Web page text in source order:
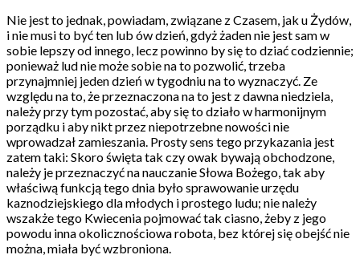
Nie jest to jednak, powiadam, związane z Czasem, jak u Żydów,
i nie musi to być ten lub ów dzień, gdyż żaden nie jest sam w
sobie lepszy od innego, lecz powinno by się to dziać codziennie;
ponieważ lud nie może sobie na to pozwolić, trzeba
przynajmniej jeden dzień w tygodniu na to wyznaczyć. Ze
względu na to, że przeznaczona na to jest z dawna niedziela,
należy przy tym pozostać, aby się to działo w harmonijnym
porządku i aby nikt przez niepotrzebne nowości nie
wprowadzał zamieszania. Prosty sens tego przykazania jest
zatem taki: Skoro święta tak czy owak bywają obchodzone,
należy je przeznaczyć na nauczanie Słowa Bożego, tak aby
właściwą funkcją tego dnia było sprawowanie urzędu
kaznodziejskiego dla młodych i prostego ludu; nie należy
wszakże tego Kwiecenia pojmować tak ciasno, żeby z jego
powodu inna okolicznościowa robota, bez której się obejść nie
można, miała być wzbroniona.